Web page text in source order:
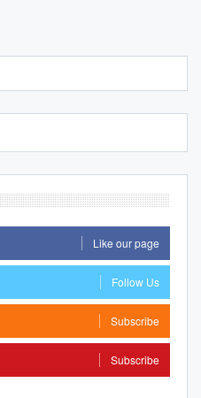
Like our page
Follow Us
Subscribe
Subscribe